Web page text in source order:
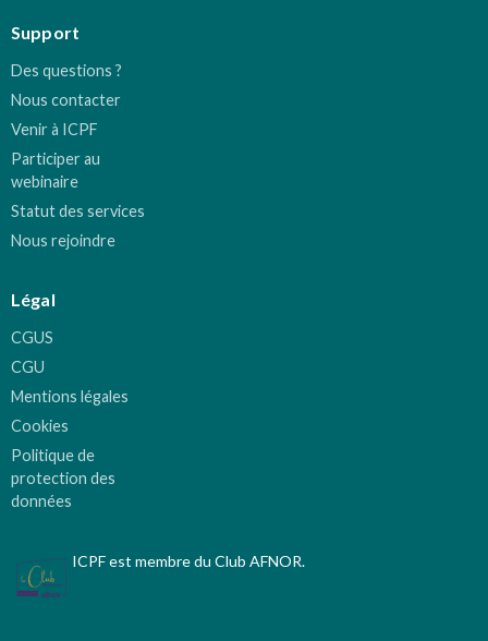
Support
Des questions ?
Nous contacter
Venir à ICPF
Participer au
webinaire
Statut des services
Nous rejoindre
Légal
CGUS
CGU
Mentions légales
Cookies
Politique de
protection des
données
ICPF est membre du Club AFNOR.